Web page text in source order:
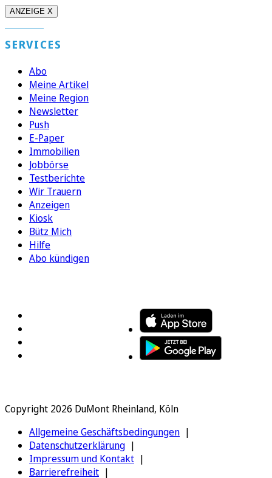
ANZEIGE X
SERVICES
Abo
Meine Artikel
Meine Region
Newsletter
Push
E-Paper
Immobilien
Jobbörse
Testberichte
Wir Trauern
Anzeigen
Kiosk
Bütz Mich
Hilfe
Abo kündigen
Copyright 2026 DuMont Rheinland, Köln
Allgemeine Geschäftsbedingungen
Datenschutzerklärung
Impressum und Kontakt
Barrierefreiheit